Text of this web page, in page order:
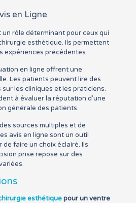
en Ligne
un rôle déterminant pour ceux qui
esthétique. Ils permettent
expériences précédentes.
en ligne offrent une
Les patients peuvent lire des
les cliniques et les praticiens.
à évaluer la réputation d’une
générale des patients.
sources multiples et de
avis en ligne sont un outil
de faire un choix éclairé. Ils
prise repose sur des
esthétiquepour un ventre